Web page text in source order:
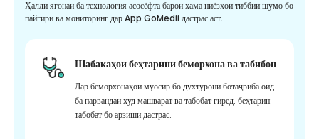
Ҳалли ягонаи ба технология асосёфта барои ҳама ниёзҳои тиббии шумо бо
пайгирӣ ва мониторинг дар App GoMedii дастрас аст.
Шабакаҳои беҳтарини беморхона ва табибон
Дар беморхонаҳои муосир бо духтурони ботаҷриба оид
ба парвандаи худ машварат ва табобат гиред. беҳтарин
табобат бо арзиши дастрас.